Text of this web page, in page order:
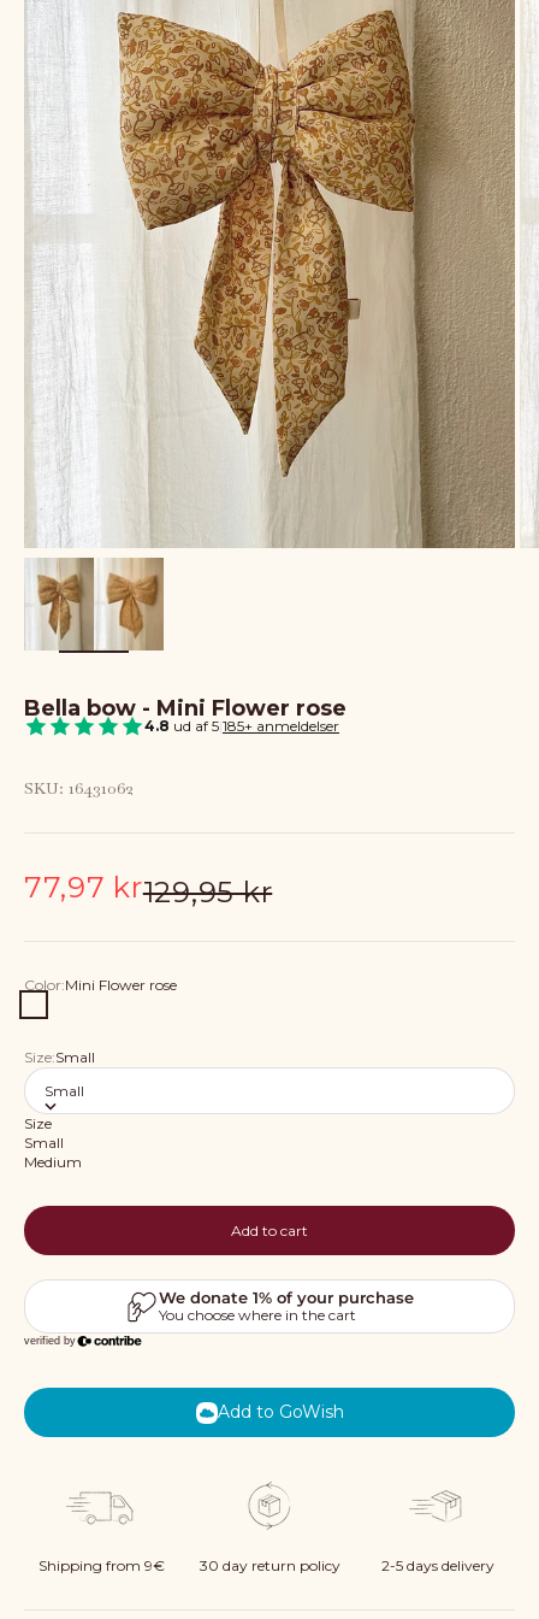
Bella bow - Mini Flower rose
4.8 ud af 5|185+ anmeldelser
SKU: 16431062
Sale price
77,97 krRegular price
129,95 kr
Color:Mini Flower rose
Mini Flower rose
Size:Small
Small
Size
Small
Medium
Add to cart
Add to GoWish
Shipping from 9€ 30 day return policy 2-5 days delivery